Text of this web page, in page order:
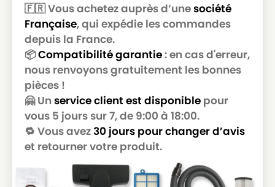
🇫🇷 Vous achetez auprès d’unesociété
Française, qui expédie les commandes
depuis la France.
📦Compatibilité garantie: en cas d'erreur,
nous renvoyons gratuitement les bonnes
pièces !
🤗 Un service client est disponible pour
vous 5 jours sur 7, de 9:00 à 18:00.
🔁 Vous avez30 jours pour changer d’avis
et retourner votre produit.